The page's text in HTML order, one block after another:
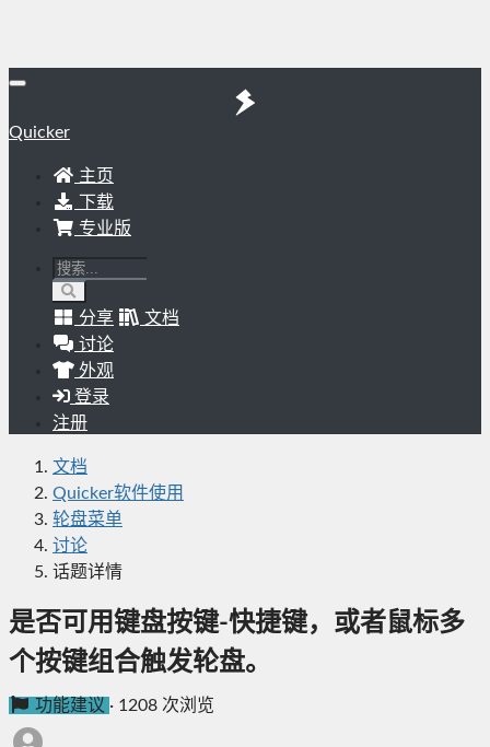
Quicker
主页
下载
专业版
分享
文档
讨论
外观
登录
注册
文档
Quicker软件使用
轮盘菜单
讨论
话题详情
是否可用键盘按键-快捷键，或者鼠标多
个按键组合触发轮盘。
功能建议 · 1208 次浏览